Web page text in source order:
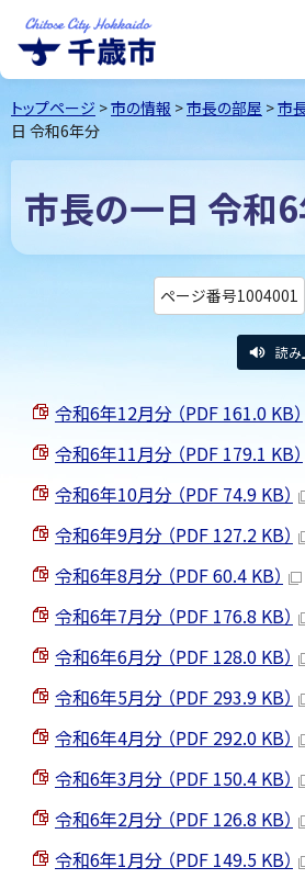
千歳市Chitose
City Hokkaido
トップページ >市の情報 >市長の部屋 >市
日 令和6年分
市長の一日 令和
ページ番号1004001
読み
令和6年12月分 （PDF 161.0 KB）
令和6年11月分 （PDF 179.1 KB）
令和6年10月分 （PDF 74.9 KB）
令和6年9月分 （PDF 127.2 KB）
令和6年8月分 （PDF 60.4 KB）
令和6年7月分 （PDF 176.8 KB）
令和6年6月分 （PDF 128.0 KB）
令和6年5月分 （PDF 293.9 KB）
令和6年4月分 （PDF 292.0 KB）
令和6年3月分 （PDF 150.4 KB）
令和6年2月分 （PDF 126.8 KB）
令和6年1月分 （PDF 149.5 KB）